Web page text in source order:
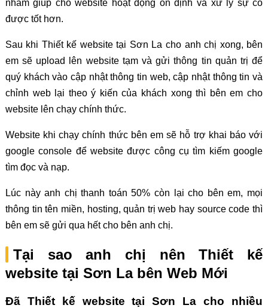
nhằm giúp cho website hoạt động ổn định và xử lý sự cố
được tốt hơn.
Sau khi Thiết kế website tại Sơn La cho anh chị xong, bên
em sẽ upload lên website tạm và gửi thông tin quản trị để
quý khách vào cập nhật thông tin web, cập nhật thông tin và
chỉnh web lại theo ý kiến của khách xong thì bên em cho
website lên chạy chính thức.
Website khi chạy chính thức bên em sẽ hỗ trợ khai báo với
google console để website được công cụ tìm kiếm google
tìm đọc và nạp.
Lúc này anh chị thanh toán 50% còn lại cho bên em, mọi
thông tin tên miền, hosting, quản trị web hay source code thì
bên em sẽ gửi qua hết cho bên anh chị.
Tại sao anh chị nên Thiết kế
website tại Sơn La bên Web Mới
Đã Thiết kế website tại Sơn La cho nhiều